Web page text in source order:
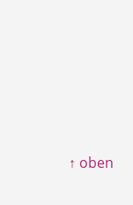
↑ oben